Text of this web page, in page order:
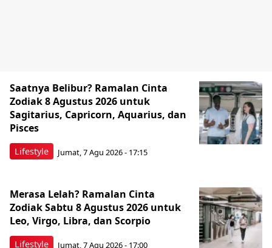
Lifestyle
Saatnya Belibur? Ramalan Cinta
Zodiak 8 Agustus 2026 untuk
Sagitarius, Capricorn, Aquarius, dan
Pisces
Jumat, 7 Agu 2026 - 17:15
Lifestyle
Merasa Lelah? Ramalan Cinta
Zodiak Sabtu 8 Agustus 2026 untuk
Leo, Virgo, Libra, dan Scorpio
Jumat, 7 Agu 2026 - 17:00